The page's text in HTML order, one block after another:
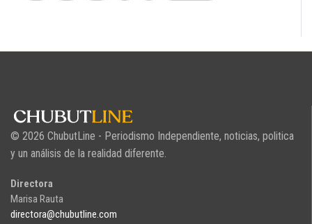
© 2026 ChubutLine - Periodismo Independiente, noticias, politica
y un análisis de la realidad diferente.
Directora
Marisa Rauta
directora@chubutline.com